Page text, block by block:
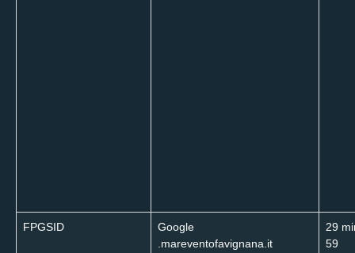
FPGSID
Google
.mareventofavignana.it
29
59